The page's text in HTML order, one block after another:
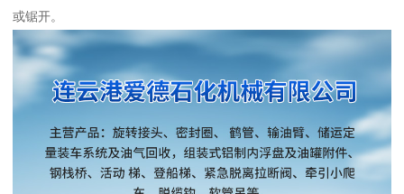
或锯开。